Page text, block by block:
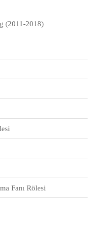
Fanı Rölesi